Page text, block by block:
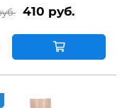
410 руб.